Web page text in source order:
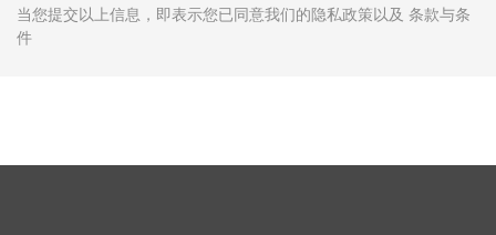
当您提交以上信息，即表示您已同意我们的隐私政策以及 条款与条
件